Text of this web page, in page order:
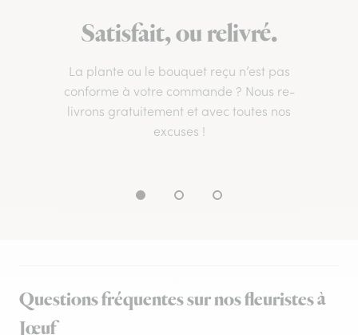
Satisfait, ou relivré.
La plante ou le bouquet reçu n’est pas
conforme à votre commande ? Nous re-
livrons gratuitement et avec toutes nos
excuses !
Questions fréquentes sur nos fleuristes à
Jœuf